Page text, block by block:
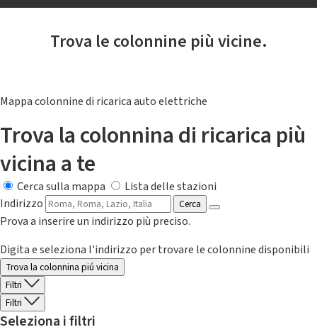
Trova le colonnine più vicine.
Mappa colonnine di ricarica auto elettriche
Trova la colonnina di ricarica più
vicina a te
Cerca sulla mappa
Lista delle stazioni
Indirizzo
Cerca
Prova a inserire un indirizzo più preciso.
Digita e seleziona l'indirizzo per trovare le colonnine disponibili
Trova la colonnina piú vicina
Filtri
Filtri
Seleziona i filtri